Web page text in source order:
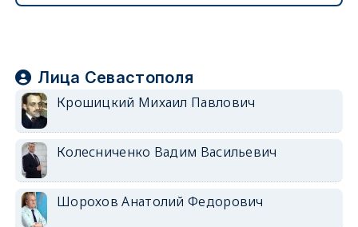
Лица Севастополя
Крошицкий Михаил Павлович
Колесниченко Вадим Васильевич
Шорохов Анатолий Федорович